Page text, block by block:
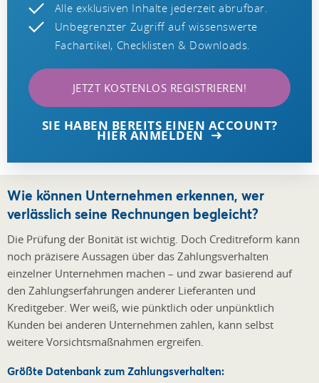
Alle exklusiven Inhalte jederzeit abrufbar.
Unbegrenzter Zugriff auf wissenswerte
Fachartikel, Checklisten & Downloads.
JETZT KOSTENLOS REGISTRIEREN!
SIE HABEN BEREITS EINEN ACCOUNT?
HIER ANMELDEN
Wie können Unternehmen erkennen, wer
verlässlich seine Rechnungen begleicht?
Die Prüfung der Bonität ist wichtig. Doch Creditreform kann
noch präzisere Aussagen über das Zahlungsverhalten
einzelner Unternehmen machen – und zwar basierend auf
den Zahlungserfahrungen anderer Lieferanten und
Kreditgeber. Wer weiß, wie pünktlich oder unpünktlich
Kunden bei anderen Unternehmen zahlen, kann selbst
weitere Vorsichtsmaßnahmen ergreifen.
Größte Datenbank zum Zahlungsverhalten: